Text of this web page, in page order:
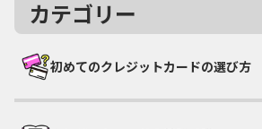
カテゴリー
初めてのクレジットカードの選び方